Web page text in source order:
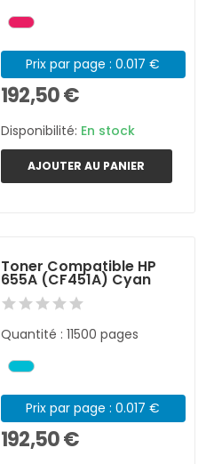
Prix par page : 0.017 €
192,50 €
Disponibilité: En stock
AJOUTER AU PANIER
Toner Compatible HP
655A (CF451A) Cyan
Quantité : 11500 pages
Prix par page : 0.017 €
192,50 €